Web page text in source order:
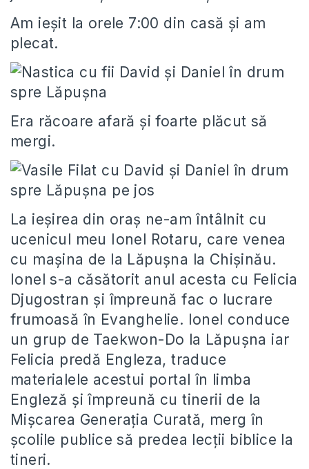
Am ieşit la orele 7:00 din casă şi am
plecat.
Era răcoare afară şi foarte plăcut să
mergi.
La ieşirea din oraş ne-am întâlnit cu
ucenicul meu Ionel Rotaru, care venea
cu maşina de la Lăpuşna la Chişinău.
Ionel s-a căsătorit anul acesta cu Felicia
Djugostran şi împreună fac o lucrare
frumoasă în Evanghelie. Ionel conduce
un grup de Taekwon-Do la Lăpuşna iar
Felicia predă Engleza, traduce
materialele acestui portal în limba
Engleză şi împreună cu tinerii de la
Mişcarea Generaţia Curată, merg în
şcolile publice să predea lecţii biblice la
tineri.